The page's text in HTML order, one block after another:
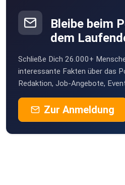
Bleibe beim
dem
Schließe Dich 26.000+
interessante Fakten über das
Redaktion, Job-Angebote,
Zur Anmeldung